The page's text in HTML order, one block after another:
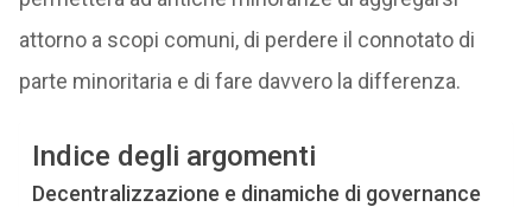
attorno a scopi comuni, di perdere il connotato di
parte minoritaria e di fare davvero la differenza.
Indice degli argomenti
Decentralizzazione e dinamiche di governance